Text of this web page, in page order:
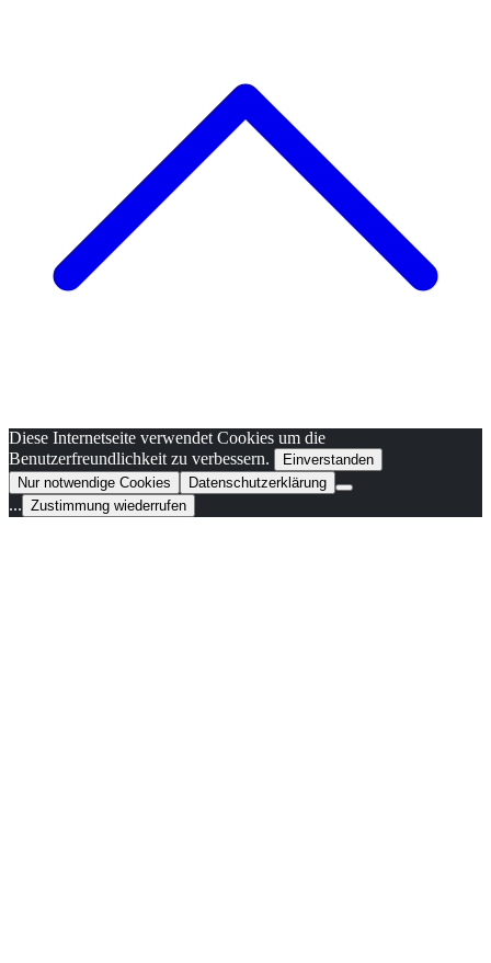
Diese Internetseite verwendet Cookies um die
Benutzerfreundlichkeit zu verbessern.
Einverstanden
Nur notwendige Cookies
Datenschutzerklärung
... Zustimmung wiederrufen